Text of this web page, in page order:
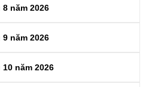
năm 2026
năm 2026
năm 2026